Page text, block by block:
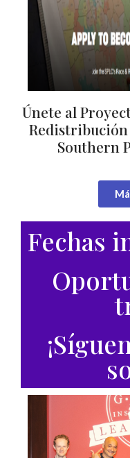
Únete al
Redistribución
Southern
Fechas